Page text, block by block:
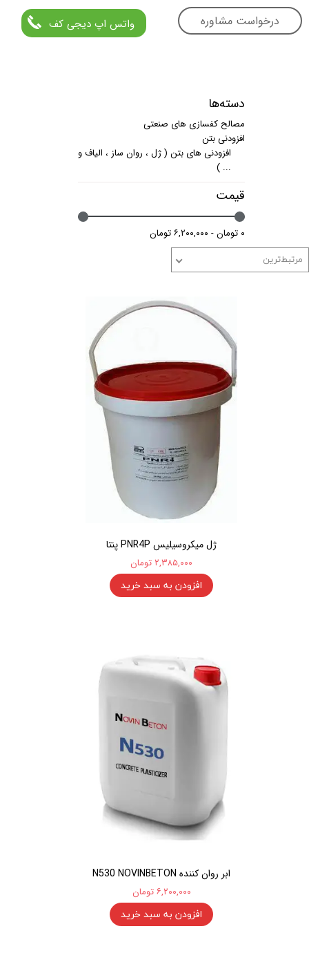
درخواست مشاوره واتس اپ دیجی کف
دسته‌ها
مصالح کفسازی های صنعتی
افزودنی بتن
افزودنی های بتن ( ژل ، روان ساز ، الیاف و
... )
قیمت
۰ تومان - ۶,۲۰۰,۰۰۰ تومان
مرتبط‌ترین
ژل میکروسیلیس PNR4P پنتا
۲,۳۸۵,۰۰۰ تومان
افزودن به سبد خرید
ابر روان کننده N530 NOVINBETON
۶,۲۰۰,۰۰۰ تومان
افزودن به سبد خرید